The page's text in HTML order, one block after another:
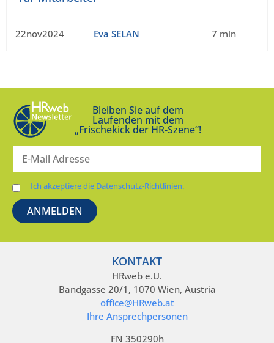
22nov2024 Eva SELAN 7 min
Bleiben Sie auf dem
Laufenden mit dem
„Frischekick der HR-Szene“!
Ich akzeptiere die Datenschutz-Richtlinien.
KONTAKT
HRweb e.U.
Bandgasse 20/1, 1070 Wien, Austria
office@HRweb.at
Ihre Ansprechpersonen
FN 350290h